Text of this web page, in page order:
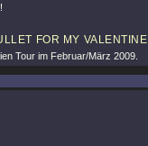
FOR MY VALENTINE
Tour im Februar/März 2009.